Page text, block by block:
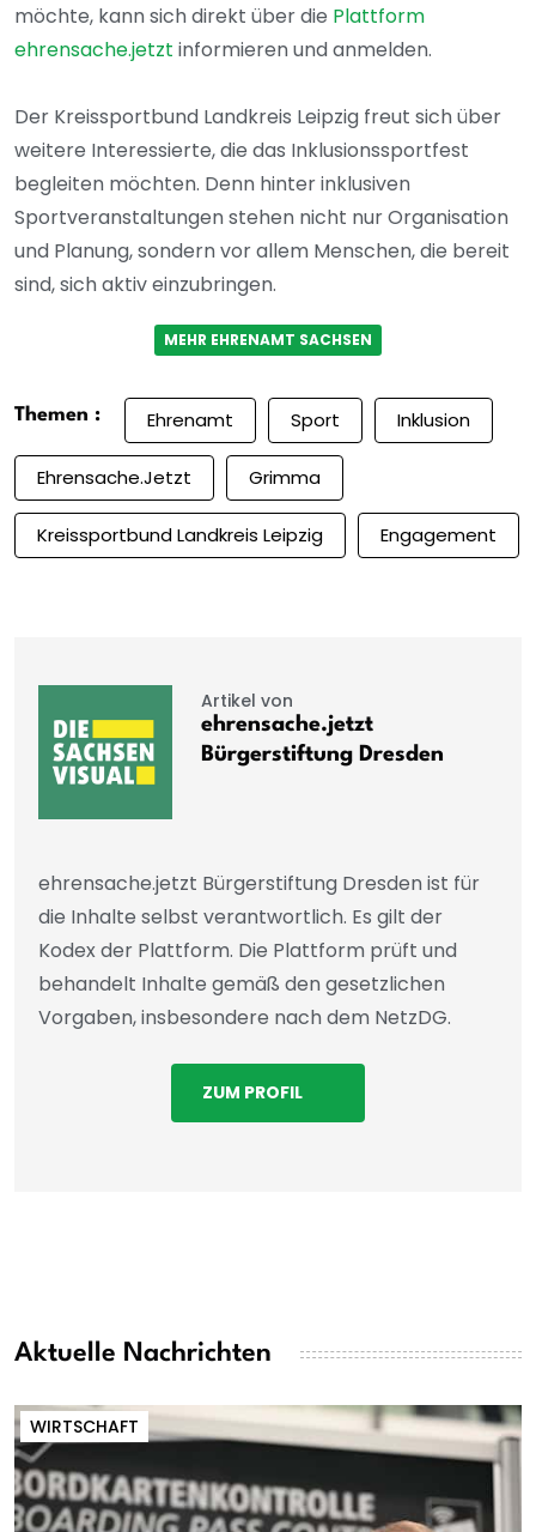
möchte, kann sich direkt über die Plattform
ehrensache.jetzt informieren und anmelden.
Der Kreissportbund Landkreis Leipzig freut sich über
weitere Interessierte, die das Inklusionssportfest
begleiten möchten. Denn hinter inklusiven
Sportveranstaltungen stehen nicht nur Organisation
und Planung, sondern vor allem Menschen, die bereit
sind, sich aktiv einzubringen.
MEHR EHRENAMT SACHSEN
Themen : Ehrenamt Sport Inklusion
Ehrensache.jetzt Grimma
Kreissportbund Landkreis Leipzig Engagement
Artikel von
ehrensache.jetzt
Bürgerstiftung Dresden
ehrensache.jetzt Bürgerstiftung Dresden ist für
die Inhalte selbst verantwortlich. Es gilt der
Kodex der Plattform. Die Plattform prüft und
behandelt Inhalte gemäß den gesetzlichen
Vorgaben, insbesondere nach dem NetzDG.
ZUM PROFIL
Aktuelle Nachrichten
WIRTSCHAFT